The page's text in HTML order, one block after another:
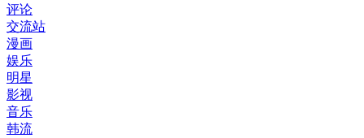
评论
交流站
漫画
娱乐
明星
影视
音乐
韩流